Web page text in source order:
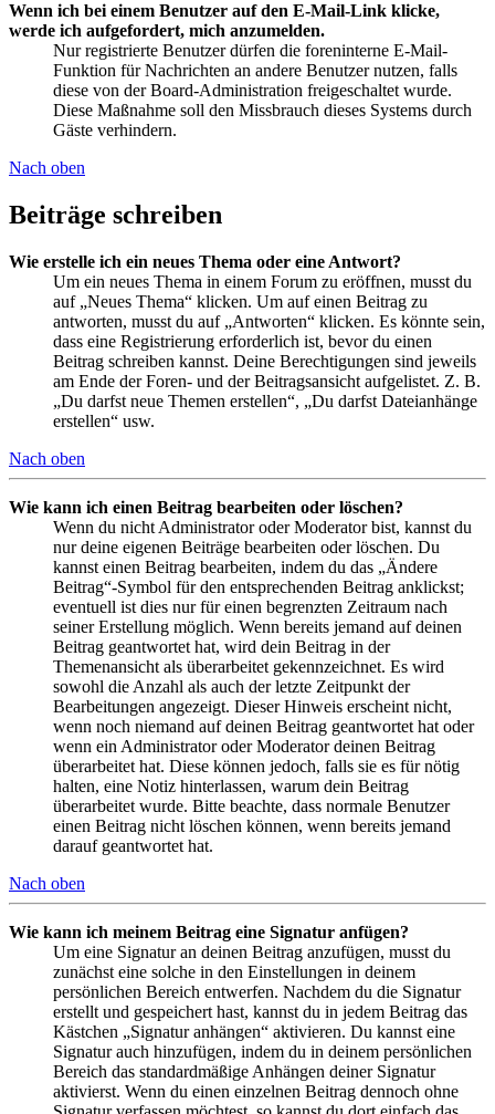
Wenn ich bei einem Benutzer auf den E-Mail-Link klicke,
werde ich aufgefordert, mich anzumelden.
Nur registrierte Benutzer dürfen die foreninterne E-Mail-
Funktion für Nachrichten an andere Benutzer nutzen, falls
diese von der Board-Administration freigeschaltet wurde.
Diese Maßnahme soll den Missbrauch dieses Systems durch
Gäste verhindern.
Nach oben
Beiträge schreiben
Wie erstelle ich ein neues Thema oder eine Antwort?
Um ein neues Thema in einem Forum zu eröffnen, musst du
auf „Neues Thema“ klicken. Um auf einen Beitrag zu
antworten, musst du auf „Antworten“ klicken. Es könnte sein,
dass eine Registrierung erforderlich ist, bevor du einen
Beitrag schreiben kannst. Deine Berechtigungen sind jeweils
am Ende der Foren- und der Beitragsansicht aufgelistet. Z. B.
„Du darfst neue Themen erstellen“, „Du darfst Dateianhänge
erstellen“ usw.
Nach oben
Wie kann ich einen Beitrag bearbeiten oder löschen?
Wenn du nicht Administrator oder Moderator bist, kannst du
nur deine eigenen Beiträge bearbeiten oder löschen. Du
kannst einen Beitrag bearbeiten, indem du das „Ändere
Beitrag“-Symbol für den entsprechenden Beitrag anklickst;
eventuell ist dies nur für einen begrenzten Zeitraum nach
seiner Erstellung möglich. Wenn bereits jemand auf deinen
Beitrag geantwortet hat, wird dein Beitrag in der
Themenansicht als überarbeitet gekennzeichnet. Es wird
sowohl die Anzahl als auch der letzte Zeitpunkt der
Bearbeitungen angezeigt. Dieser Hinweis erscheint nicht,
wenn noch niemand auf deinen Beitrag geantwortet hat oder
wenn ein Administrator oder Moderator deinen Beitrag
überarbeitet hat. Diese können jedoch, falls sie es für nötig
halten, eine Notiz hinterlassen, warum dein Beitrag
überarbeitet wurde. Bitte beachte, dass normale Benutzer
einen Beitrag nicht löschen können, wenn bereits jemand
darauf geantwortet hat.
Nach oben
Wie kann ich meinem Beitrag eine Signatur anfügen?
Um eine Signatur an deinen Beitrag anzufügen, musst du
zunächst eine solche in den Einstellungen in deinem
persönlichen Bereich entwerfen. Nachdem du die Signatur
erstellt und gespeichert hast, kannst du in jedem Beitrag das
Kästchen „Signatur anhängen“ aktivieren. Du kannst eine
Signatur auch hinzufügen, indem du in deinem persönlichen
Bereich das standardmäßige Anhängen deiner Signatur
aktivierst. Wenn du einen einzelnen Beitrag dennoch ohne